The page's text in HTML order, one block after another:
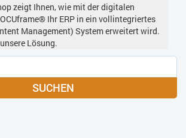
zeigt Ihnen, wie mit der digitalen
Ihr ERP in ein vollintegriertes
Management) System erweitert wird.
Lösung.
SUCHEN